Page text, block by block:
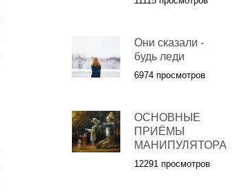
Они сказали -
будь леди
6974 просмотров
ОСНОВНЫЕ
ПРИЁМЫ
МАНИПУЛЯТОРА
12291 просмотров